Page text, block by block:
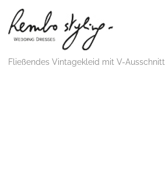
Fließendes Vintagekleid mit V-Ausschnitt